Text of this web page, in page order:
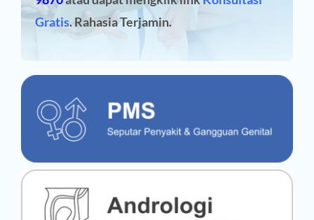
Gratis. Rahasia Terjamin.